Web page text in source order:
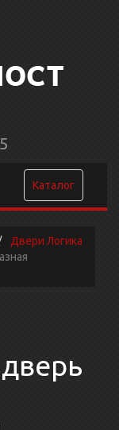
Каталог
Двери Логика